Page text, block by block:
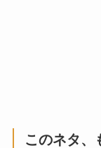
このネタ、